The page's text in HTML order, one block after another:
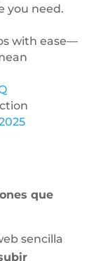
you need.
with ease—
que
sencilla